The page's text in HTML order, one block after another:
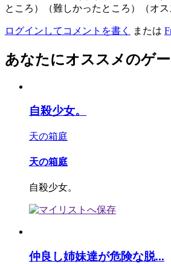
ところ）（難しかったところ）（オス
ログインしてコメントを書く または
あなたにオススメのゲ
自殺少女。
天の箱庭
天の箱庭
自殺少女。
仲良し姉妹達が危険な脱...